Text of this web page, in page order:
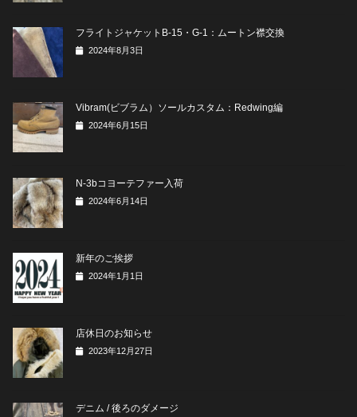
フライトジャケットB-15・G-1：ムートン襟交換
2024年8月3日
Vibram(ビブラム）ソールカスタム：Redwing編
2024年6月15日
N-3bコヨーテファー入荷
2024年6月14日
新年のご挨拶
2024年1月1日
店休日のお知らせ
2023年12月27日
デニム / 後ろのダメージ